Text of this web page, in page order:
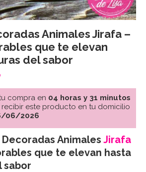
Animales Jirafa –
que te elevan
del sabor
compra en 04 horas y 31 minutos
recibir este producto en tu domicilio
06/2026
Decoradas Animales Jirafa
que te elevan hasta
sabor